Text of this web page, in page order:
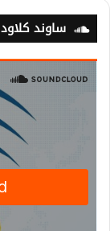
ساوند كلاود